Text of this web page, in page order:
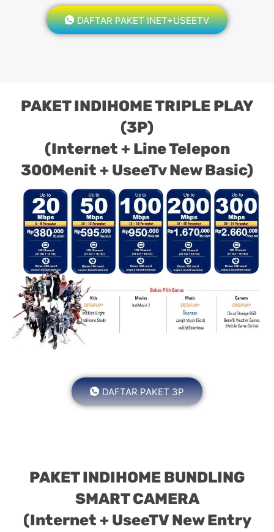
DAFTAR PAKET INET+USEETV
PAKET INDIHOME TRIPLE PLAY
(3P)
(Internet + Line Telepon
300Menit + UseeTv New Basic)
DAFTAR PAKET 3P
PAKET INDIHOME BUNDLING
SMART CAMERA
(Internet + UseeTV New Entry